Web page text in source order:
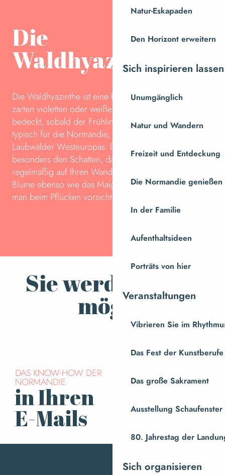
Natur-Eskapaden
Den Horizont erweitern
Sich inspirieren lassen
Unumgänglich
Natur und Wandern
Freizeit und Entdeckung
Die Normandie genießen
In der Familie
Aufenthaltsideen
Porträts von hier
Veranstaltungen
Vibrieren Sie im
Das Fest der Kunstberufe
Das große Sakrament
Ausstellung
80. Jahrestag der
Sich organisieren
Die
Waldhyazinthe
Die Waldhyazinthe ist eine kleine Blume mit einer
zarten violetten oder weißen Farbe, die das Unterholz
bedeckt, sobald der Frühling kommt. Sie ist nicht
typisch für die Normandie, sondern für die
Laubwälder Westeuropas. Die Waldhyazinthe liebt
besonders den Schatten, daher werden Sie sie
regelmäßig auf Ihren Wanderungen finden. Da diese
Blume ebenso wie das Maiglöckchen giftig ist, sollte
man beim Pflücken vorsichtig und sparsam sein.
Sie werden auch
mögen
Wanderungen am Wasser
DAS KNOW-HOW DER
NORMANDIE
in Ihren
E-Mails